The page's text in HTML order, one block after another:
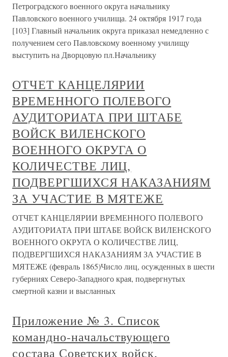
Петроградского военного округа начальнику
Павловского военного училища. 24 октября 1917 года
[103] Главный начальник округа приказал немедленно с
получением сего Павловскому военному училищу
выступить на Дворцовую пл.Начальнику
ОТЧЕТ КАНЦЕЛЯРИИ
ВРЕМЕННОГО ПОЛЕВОГО
АУДИТОРИАТА ПРИ ШТАБЕ
ВОЙСК ВИЛЕНСКОГО
ВОЕННОГО ОКРУГА О
КОЛИЧЕСТВЕ ЛИЦ,
ПОДВЕРГШИХСЯ НАКАЗАНИЯМ
ЗА УЧАСТИЕ В МЯТЕЖЕ
ОТЧЕТ КАНЦЕЛЯРИИ ВРЕМЕННОГО ПОЛЕВОГО
АУДИТОРИАТА ПРИ ШТАБЕ ВОЙСК ВИЛЕНСКОГО
ВОЕННОГО ОКРУГА О КОЛИЧЕСТВЕ ЛИЦ,
ПОДВЕРГШИХСЯ НАКАЗАНИЯМ ЗА УЧАСТИЕ В
МЯТЕЖЕ (февраль 1865)Число лиц, осужденных в шести
губерниях Северо-Западного края, подвергнутых
смертной казни и высланных
Приложение № 3. Список
командно-начальствующего
состава Советских войск,